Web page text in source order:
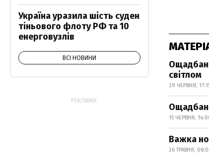
світлом
29 ЧЕРВНЯ,
15 ЧЕРВНЯ,
Важка
26 ТРАВНЯ,
Україна уразила шість суден
тіньового флоту РФ та 10
енерговузлів
ВСІ НОВИНИ
РЕКЛАМА: